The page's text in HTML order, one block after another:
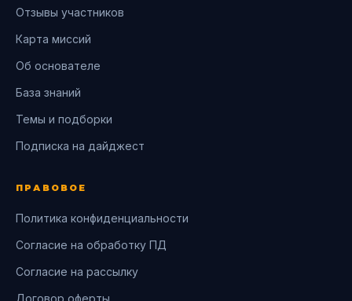
Отзывы участников
Карта миссий
Об основателе
База знаний
Темы и подборки
Подписка на дайджест
ПРАВОВОЕ
Политика конфиденциальности
Согласие на обработку ПД
Согласие на рассылку
Договор оферты